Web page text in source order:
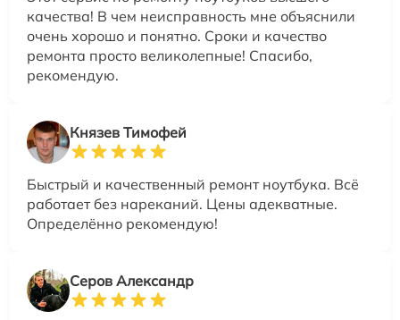
качества! В чем неисправность мне объяснили
очень хорошо и понятно. Сроки и качество
ремонта просто великолепные! Спасибо,
рекомендую.
Князев Тимофей
Быстрый и качественный ремонт ноутбука. Всё
работает без нареканий. Цены адекватные.
Определённо рекомендую!
Серов Александр